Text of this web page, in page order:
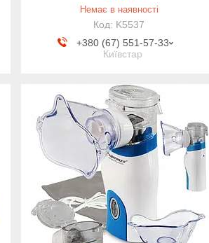
Немає в наявності
K5537
+380 (67) 551-57-33
Київстар